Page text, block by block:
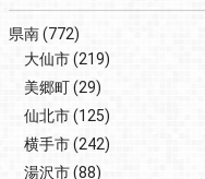
県南(772)
大仙市(219)
美郷町(29)
仙北市(125)
横手市(242)
湯沢市(88)